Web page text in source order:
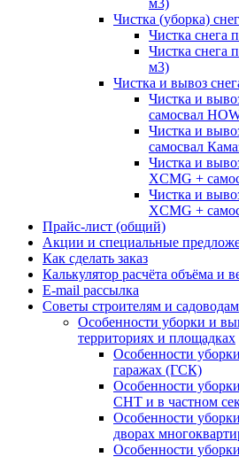
м3)
Чистка (уборка)
Чистка снега
Чистка снега
м3)
Чистка и вывоз
Чистка и
самосвал
Чистка и
самосвал
Чистка и
XCMG +
Чистка и
XCMG +
Прайс-лист (общий)
Акции и специальные
Как сделать заказ
Калькулятор расчёта объёма и
E-mail рассылка
Советы строителям и садоводам
Особенности уборки и
территориях и площадках
Особенности
гаражах (ГСК)
Особенности
СНТ и в частном
Особенности
дворах
Особенности